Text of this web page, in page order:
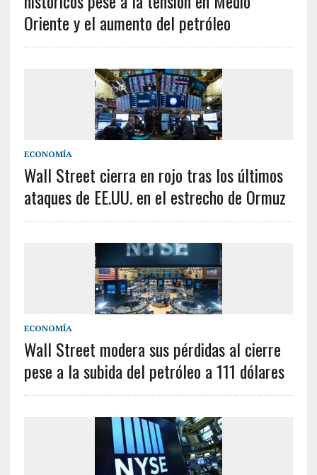
Oriente y el aumento del petróleo
ECONOMÍA
Wall Street cierra en rojo tras los últimos
ataques de EE.UU. en el estrecho de Ormuz
ECONOMÍA
Wall Street modera sus pérdidas al cierre
pese a la subida del petróleo a 111 dólares